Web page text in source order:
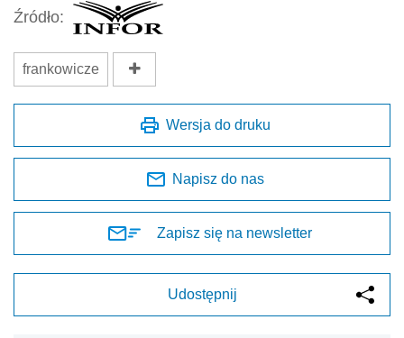
Źródło:
frankowicze
Wersja do druku
Napisz do nas
Zapisz się na newsletter
Udostępnij